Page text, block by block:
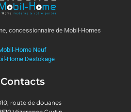
concessionnaire de Mobil-Homes
Home Neuf
Home Destokage
Contacts
route de douanes